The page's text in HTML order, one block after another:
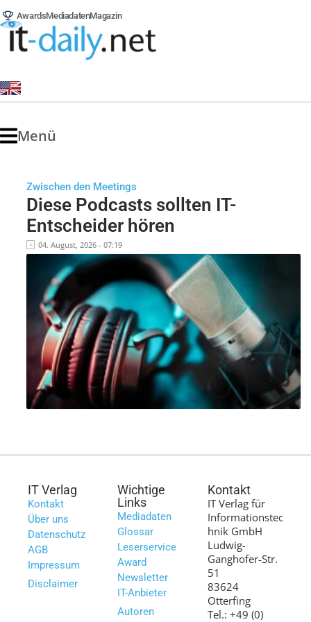
AwardsMediadatenMagazin
Menü
Zwischen den Meetings
Diese Podcasts sollten IT-
Entscheider hören
04. August, 2026 - 07:19
IT Verlag
Kontakt
Über uns
Datenschutz
AGB
Impressum
Disclaimer
Wichtige
Links
Mediadaten
Glossar
Leserservice
Award
Newsletter
IT-Anbieter
Autoren
Kontakt
IT Verlag für
Informationstec
hnik GmbH
Ludwig-
Ganghofer-Str.
51
83624
Otterfing
Tel.: +49 (0)